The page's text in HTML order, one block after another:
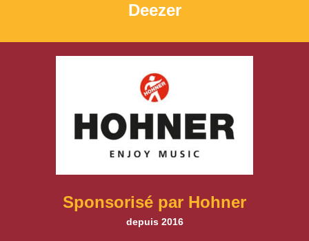
Deezer
Sponsorisé par Hohner
depuis 2016